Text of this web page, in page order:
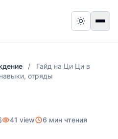
Switch to
/
Гайд на Ци Ци в
отряды
41 view 6 мин чтения